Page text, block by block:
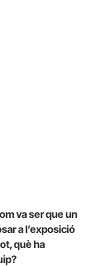
va ser que un
a l’exposició
què ha